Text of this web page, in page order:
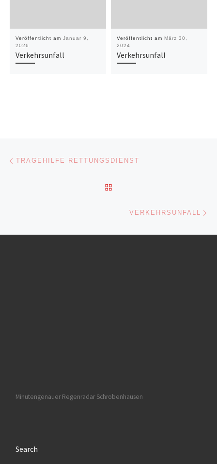
Veröffentlicht am Januar 9,
2026
Verkehrsunfall
Veröffentlicht am März 30,
2024
Verkehrsunfall
Beitragsnavigation
TRAGEHILFE RETTUNGSDIENST
VERKEHRSUNFALL
Minutengenauer Regenradar Schrobenhausen
Search